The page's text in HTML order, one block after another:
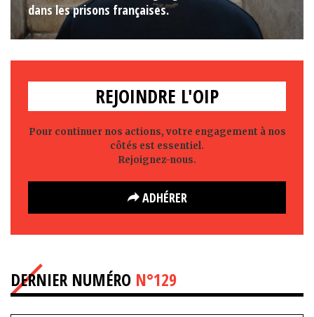
dans les prisons françaises.
REJOINDRE L'OIP
Pour continuer nos actions, votre engagement à nos
côtés est essentiel.
Rejoignez-nous.
ADHÉRER
DERNIER NUMÉRO N°129